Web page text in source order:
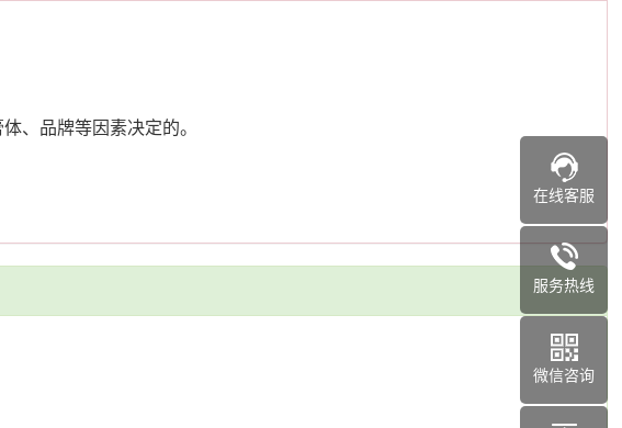
、品牌等因素决定的。
在线客服
服务热线
微信咨询